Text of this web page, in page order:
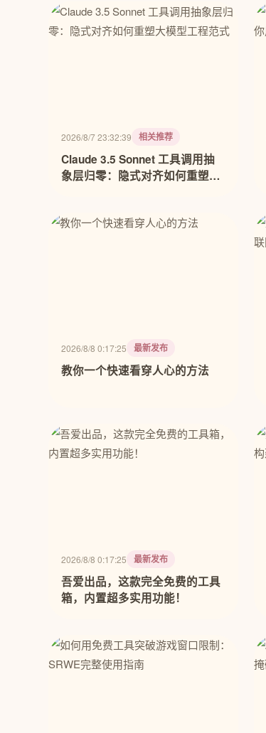
2026/8/7 23:32:39 相关推荐
Claude 3.5 Sonnet 工具调用抽
象层归零：隐式对齐如何重塑大
2026/8/8 0:17:25 最新发布
教你一个快速看穿人心的方法
2026/8/8 0:17:25 最新发布
吾爱出品，这款完全免费的工具
箱，内置超多实用功能！